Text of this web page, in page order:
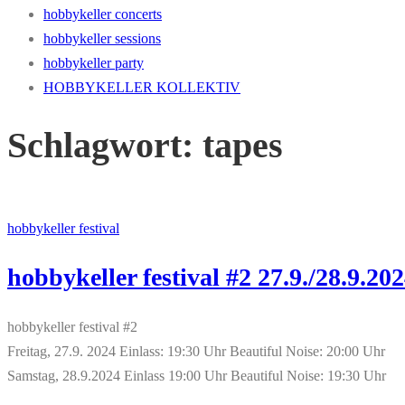
hobbykeller concerts
hobbykeller sessions
hobbykeller party
HOBBYKELLER KOLLEKTIV
Schlagwort: tapes
hobbykeller festival
hobbykeller festival #2 27.9./
hobbykeller festival #2
Freitag, 27.9. 2024 Einlass: 19:30 Uhr Beautiful Noise: 20:00 Uhr
Samstag, 28.9.2024 Einlass 19:00 Uhr Beautiful Noise: 19:30 Uhr